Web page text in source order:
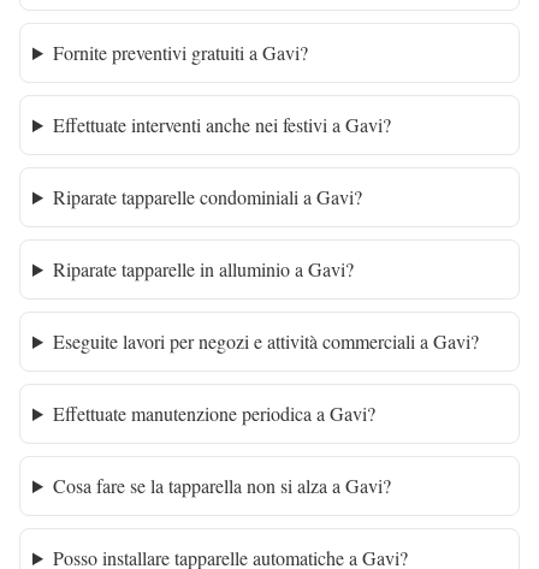
Fornite preventivi gratuiti a Gavi?
Effettuate interventi anche nei festivi a Gavi?
Riparate tapparelle condominiali a Gavi?
Riparate tapparelle in alluminio a Gavi?
Eseguite lavori per negozi e attività commerciali a Gavi?
Effettuate manutenzione periodica a Gavi?
Cosa fare se la tapparella non si alza a Gavi?
Posso installare tapparelle automatiche a Gavi?